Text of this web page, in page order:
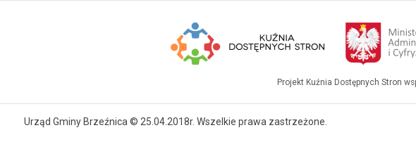
Projekt Kuźnia Dostępnych Stron
Urząd Gminy Brzeźnica © 25.04.2018r. Wszelkie prawa zastrzeżone.